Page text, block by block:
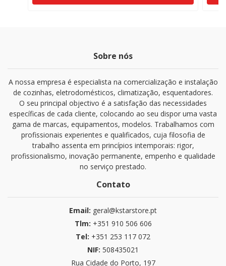
Sobre nós
A nossa empresa é especialista na comercialização e instalação
de cozinhas, eletrodomésticos, climatização, esquentadores.
O seu principal objectivo é a satisfação das necessidades
específicas de cada cliente, colocando ao seu dispor uma vasta
gama de marcas, equipamentos, modelos. Trabalhamos com
profissionais experientes e qualificados, cuja filosofia de
trabalho assenta em princípios intemporais: rigor,
profissionalismo, inovação permanente, empenho e qualidade
no serviço prestado.
Contato
Email: geral@kstarstore.pt
Tlm: +351 910 506 606
Tel: +351 253 117 072
NIF: 508435021
Rua Cidade do Porto, 197